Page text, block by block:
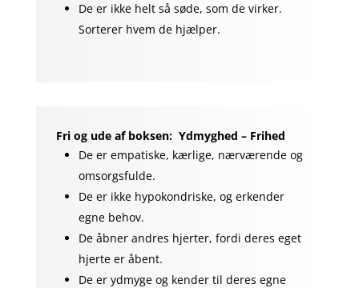
De er ikke helt så søde, som de virker.
Sorterer hvem de hjælper.
Fri og ude af boksen: Ydmyghed – Frihed
De er empatiske, kærlige, nærværende og
omsorgsfulde.
De er ikke hypokondriske, og erkender
egne behov.
De åbner andres hjerter, fordi deres eget
hjerte er åbent.
De er ydmyge og kender til deres egne